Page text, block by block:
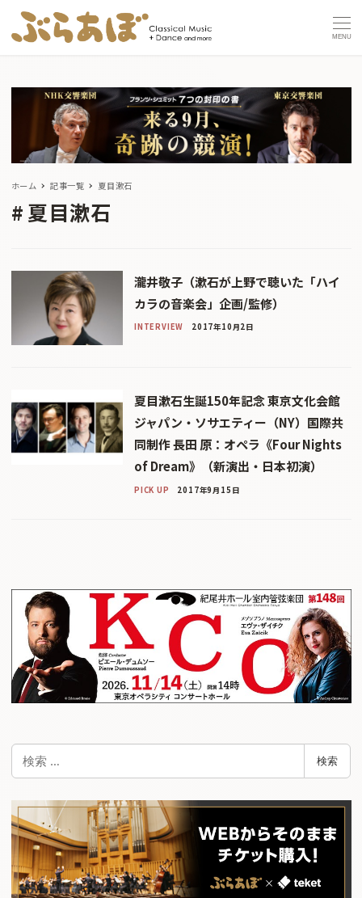
MENU
ホーム 記事一覧 夏目漱石
夏目漱石
瀧井敬子（漱石が上野で聴いた「ハイ
カラの音楽会」企画/監修）
INTERVIEW 2017年10月2日
夏目漱石生誕150年記念 東京文化会館
ジャパン・ソサエティー（NY）国際共
同制作 長田 原：オペラ《Four Nights
of Dream》（新演出・日本初演）
PICK UP 2017年9月15日
検索